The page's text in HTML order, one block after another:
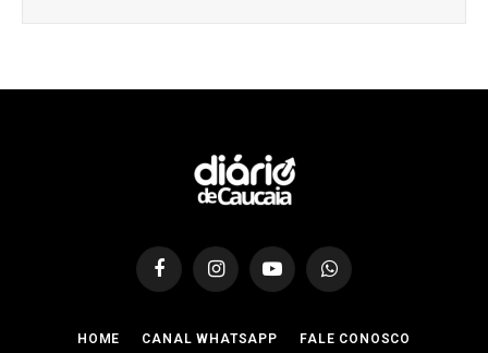
FacebookInstagramYouTubeWhatsApp
HOME CANAL WHATSAPP FALE CONOSCO